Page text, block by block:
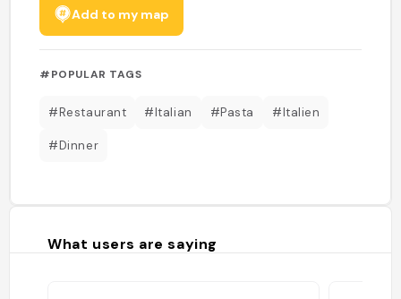
Add to my map
#POPULAR TAGS
#Restaurant #Italian #Pasta #Italien
#Dinner
What users are saying